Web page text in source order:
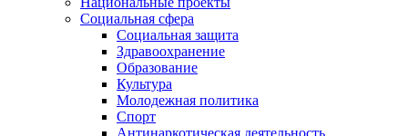
Социальная сфера
Социальная защита
Здравоохранение
Образование
Культура
Молодежная политика
Спорт